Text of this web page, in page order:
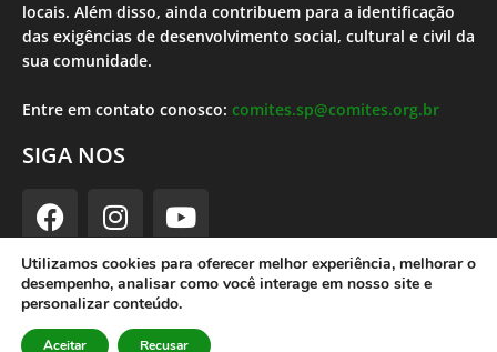
locais. Além disso, ainda contribuem para a identificação
das exigências de desenvolvimento social, cultural e civil da
sua comunidade.
Entre em contato conosco: comites.sp@comites.org.br
SIGA NOS
Comites SP | 2023 |Desenvolvido por Theodorojr
Utilizamos cookies para oferecer melhor experiência, melhorar o
desempenho, analisar como você interage em nosso site e
personalizar conteúdo.
Aceitar Recusar